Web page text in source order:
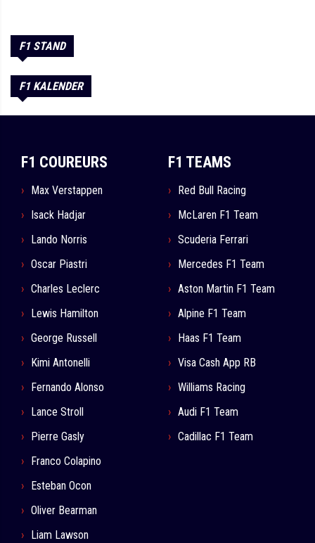
F1 STAND
F1 KALENDER
F1 COUREURS
Max Verstappen
Isack Hadjar
Lando Norris
Oscar Piastri
Charles Leclerc
Lewis Hamilton
George Russell
Kimi Antonelli
Fernando Alonso
Lance Stroll
Pierre Gasly
Franco Colapino
Esteban Ocon
Oliver Bearman
Liam Lawson
F1 TEAMS
Red Bull Racing
McLaren F1 Team
Scuderia Ferrari
Mercedes F1 Team
Aston Martin F1 Team
Alpine F1 Team
Haas F1 Team
Visa Cash App RB
Williams Racing
Audi F1 Team
Cadillac F1 Team